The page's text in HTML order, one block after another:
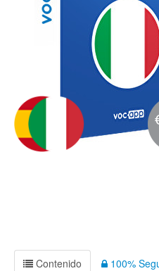
Contenido 100%